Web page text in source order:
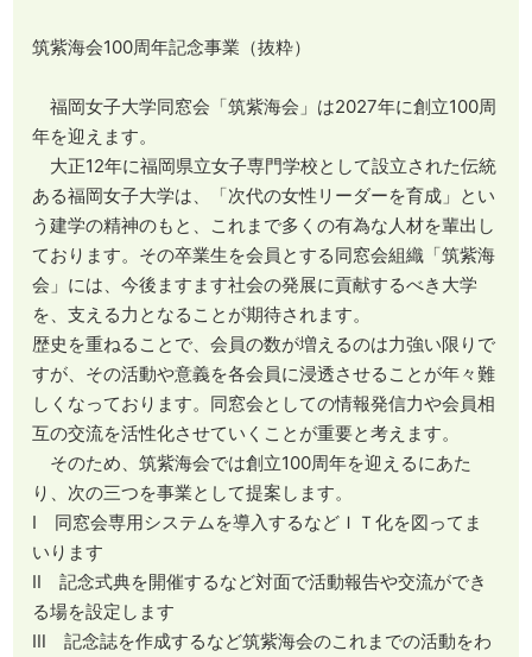
筑紫海会100周年記念事業（抜粋）
福岡女子大学同窓会「筑紫海会」は2027年に創立100周
年を迎えます。
大正12年に福岡県立女子専門学校として設立された伝統
ある福岡女子大学は、「次代の女性リーダーを育成」とい
う建学の精神のもと、これまで多くの有為な人材を輩出し
ております。その卒業生を会員とする同窓会組織「筑紫海
会」には、今後ますます社会の発展に貢献するべき大学
を、支える力となることが期待されます。
歴史を重ねることで、会員の数が増えるのは力強い限りで
すが、その活動や意義を各会員に浸透させることが年々難
しくなっております。同窓会としての情報発信力や会員相
互の交流を活性化させていくことが重要と考えます。
そのため、筑紫海会では創立100周年を迎えるにあた
り、次の三つを事業として提案します。
Ⅰ 同窓会専用システムを導入するなどＩＴ化を図ってま
いります
Ⅱ 記念式典を開催するなど対面で活動報告や交流ができ
る場を設定します
Ⅲ 記念誌を作成するなど筑紫海会のこれまでの活動をわ